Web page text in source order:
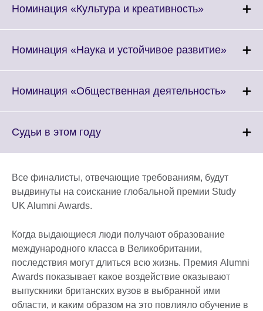
More
Номинация «Культура и креативность»Click
More
Номинация «Наука и устойчивое развитие»Click
More
Номинация «Общественная деятельность»Click
More
Судьи в этом годуClick
information
Все финалисты, отвечающие требованиям, будут
выдвинуты на соискание глобальной премии Study
UK Alumni Awards.
Когда выдающиеся люди получают образование
международного класса в Великобритании,
последствия могут длиться всю жизнь. Премия Alumni
Awards показывает какое воздействие оказывают
выпускники британских вузов в выбранной ими
области, и каким образом на это повлияло обучение в